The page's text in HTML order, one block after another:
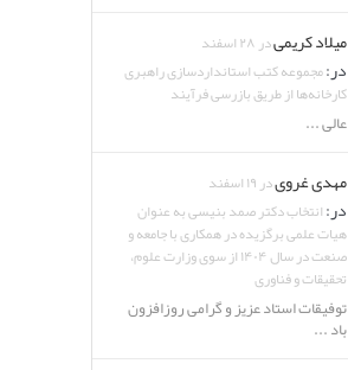
میلاد کریمیدر ۲۸ اسفند
در:مجموعه کتب استانداردسازی راهبری
کارخانه‌ها از طریق بازرسی فرآیند
عالی ...
مهدی غرویدر ۱۹ اسفند
در:انتخاب دکتر صمد بنیسی به عنوان
هیات علمی برگزیده در همکاری با جامعه و
صنعت در سال ۱۴۰۴ از سوی وزارت علوم،
تحقیقات و فناوری
توفیقات استاد عزیز و گرامی روزافزون
باد ...